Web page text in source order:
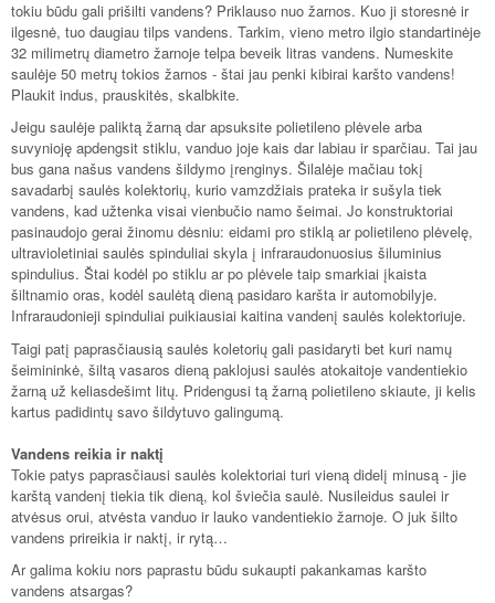
tokiu būdu gali prišilti vandens? Priklauso nuo žarnos. Kuo ji storesnė ir
ilgesnė, tuo daugiau tilps vandens. Tarkim, vieno metro ilgio standartinėje
32 milimetrų diametro žarnoje telpa beveik litras vandens. Numeskite
saulėje 50 metrų tokios žarnos - štai jau penki kibirai karšto vandens!
Plaukit indus, prauskitės, skalbkite.
Jeigu saulėje paliktą žarną dar apsuksite polietileno plėvele arba
suvynioję apdengsit stiklu, vanduo joje kais dar labiau ir sparčiau. Tai jau
bus gana našus vandens šildymo įrenginys. Šilalėje mačiau tokį
savadarbį saulės kolektorių, kurio vamzdžiais prateka ir sušyla tiek
vandens, kad užtenka visai vienbučio namo šeimai. Jo konstruktoriai
pasinaudojo gerai žinomu dėsniu: eidami pro stiklą ar polietileno plėvelę,
ultravioletiniai saulės spinduliai skyla į infraraudonuosius šiluminius
spindulius. Štai kodėl po stiklu ar po plėvele taip smarkiai įkaista
šiltnamio oras, kodėl saulėtą dieną pasidaro karšta ir automobilyje.
Infraraudonieji spinduliai puikiausiai kaitina vandenį saulės kolektoriuje.
Taigi patį paprasčiausią saulės koletorių gali pasidaryti bet kuri namų
šeimininkė, šiltą vasaros dieną paklojusi saulės atokaitoje vandentiekio
žarną už keliasdešimt litų. Pridengusi tą žarną polietileno skiaute, ji kelis
kartus padidintų savo šildytuvo galingumą.
Vandens reikia ir naktį
Tokie patys paprasčiausi saulės kolektoriai turi vieną didelį minusą - jie
karštą vandenį tiekia tik dieną, kol šviečia saulė. Nusileidus saulei ir
atvėsus orui, atvėsta vanduo ir lauko vandentiekio žarnoje. O juk šilto
vandens prireikia ir naktį, ir rytą…
Ar galima kokiu nors paprastu būdu sukaupti pakankamas karšto
vandens atsargas?